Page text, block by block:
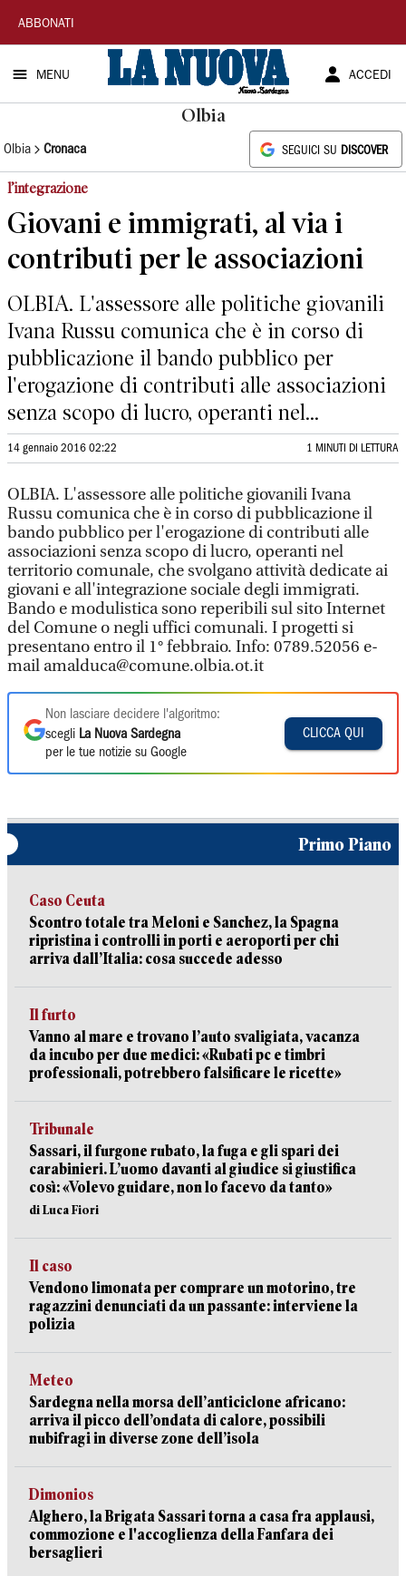
La
Nuova
Sardegna
ABBONATI
MENU ACCEDI
Olbia
Olbia Cronaca SEGUICI SU DISCOVER
l’integrazione
Giovani e immigrati, al via i
contributi per le associazioni
OLBIA. L'assessore alle politiche giovanili
Ivana Russu comunica che è in corso di
pubblicazione il bando pubblico per
l'erogazione di contributi alle associazioni
senza scopo di lucro, operanti nel...
14 gennaio 2016 02:22 1 MINUTI DI LETTURA
OLBIA. L'assessore alle politiche giovanili Ivana
Russu comunica che è in corso di pubblicazione il
bando pubblico per l'erogazione di contributi alle
associazioni senza scopo di lucro, operanti nel
territorio comunale, che svolgano attività dedicate ai
giovani e all'integrazione sociale degli immigrati.
Bando e modulistica sono reperibili sul sito Internet
del Comune o negli uffici comunali. I progetti si
presentano entro il 1° febbraio. Info: 0789.52056 e-
mail amalduca@comune.olbia.ot.it
Non lasciare decidere l'algoritmo:
scegli La Nuova Sardegna
per le tue notizie su Google
CLICCA QUI
Primo Piano
Caso Ceuta
Scontro totale tra Meloni e Sanchez, la Spagna
ripristina i controlli in porti e aeroporti per chi
arriva dall’Italia: cosa succede adesso
Il furto
Vanno al mare e trovano l’auto svaligiata, vacanza
da incubo per due medici: «Rubati pc e timbri
professionali, potrebbero falsificare le ricette»
Tribunale
Sassari, il furgone rubato, la fuga e gli spari dei
carabinieri. L’uomo davanti al giudice si giustifica
così: «Volevo guidare, non lo facevo da tanto»
di Luca Fiori
Il caso
Vendono limonata per comprare un motorino, tre
ragazzini denunciati da un passante: interviene la
polizia
Meteo
Sardegna nella morsa dell’anticiclone africano:
arriva il picco dell’ondata di calore, possibili
nubifragi in diverse zone dell’isola
Dimonios
Alghero, la Brigata Sassari torna a casa fra applausi,
commozione e l'accoglienza della Fanfara dei
bersaglieri